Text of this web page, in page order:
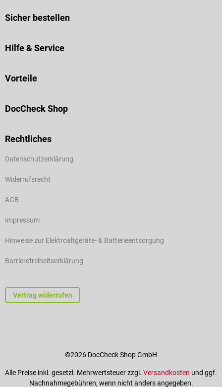
Sicher bestellen
Hilfe & Service
Vorteile
DocCheck Shop
Rechtliches
Datenschutzerklärung
Widerrufsrecht
AGB
Impressum
Hinweise zur Elektroaltgeräte- & Batterieentsorgung
Barrierefreiheitserklärung
Vertrag widerrufen
©2026 DocCheck Shop GmbH
Alle Preise inkl. gesetzl. Mehrwertsteuer zzgl. Versandkosten und ggf.
Nachnahmegebühren, wenn nicht anders angegeben.